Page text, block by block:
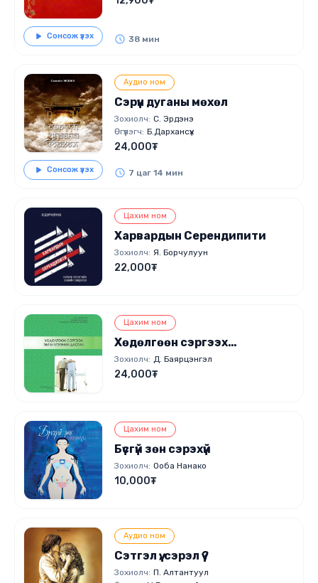
Сонсож үзэх 38 мин
Сонсож үзэх
Аудио ном
Сэрүүн дуганы мөхөл
Зохиолч: С. Эрдэнэ
Өгүүлэгч: Б.Дархансүх
24,000₮
7 цаг 14 мин
Цахим ном
Харвардын Серендипити
Зохиолч: Я. Борчулуун
22,000₮
Цахим ном
Хөдөлгөөн сэргээх
эмчилгээний дасгал
Зохиолч: Д. Баярцэнгэл
24,000₮
Цахим ном
Бүсгүй зөн сэрэхүй
Зохиолч: Ооба Нанако
10,000₮
Аудио ном
Сэтгэл үү, сэрэл үү?
Зохиолч: П. Алтантуул